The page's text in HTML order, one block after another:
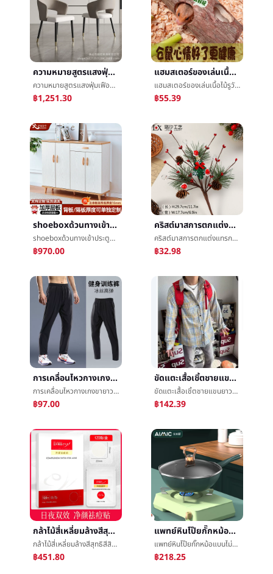
ความหมายสูตรแสงฟุ่มเฟือยเก้าอี้รับประทานอาหารครัวเรือนทันสมัยง่ายร้านอาหารเก้าอี้นอร์ดิกนักออกแบบLeisureéèเก้าอี้ต่อรองæ¶æเก้าอี้
ความหมายสูตรแสงฟุ่มเฟือยเก้าอี้รับประทานอาหารครัวเรือนทันสมัยง่ายร้านอาหารเก้าอี้นอร์ดิกนักออกแบบLeisureéèเก้าอี้ต่อรองæ¶æเก้าอี้
฿1,251.30
แฮมสเตอร์ของเล่นเนื้อไม้รูวัตคินส์แบกกรงหนูตะเภาหมูกินีภูมิทัศน์คลายความเบื่อสู้รูอุโมงค์เขาวงกตหลีกเลี่ยงรังบ้าน
แฮมสเตอร์ของเล่นเนื้อไม้รูวัตคินส์แบกกรงหนูตะเภาหมูกินีภูมิทัศน์คลายความเบื่อสู้รูอุโมงค์เขาวงกตหลีกเลี่ยงรังบ้าน
฿55.39
shoeboxด้วนทางเข้าประตูชั้นวางของหิ้งห้องนั่งเล่นระเบียงความจุสูงหลายชั้นกันฝุ่นรองเท้าหิ้งทางเข้าทันสมัยง่ายลม
shoeboxด้วนทางเข้าประตูชั้นวางของหิ้งห้องนั่งเล่นระเบียงความจุสูงหลายชั้นกันฝุ่นรองเท้าหิ้งทางเข้าทันสมัยง่ายลม
฿970.00
คริสต์มาสการตกแต่งแทรกสาขาหวายEchinaceaเกล็ดหิมะแทรกสาขาการตกแต่งห้องนั่งเล่นห้องนอนเครื่องประดับเสน่ห์ตกแต่ง
คริสต์มาสการตกแต่งแทรกสาขาหวายEchinaceaเกล็ดหิมะแทรกสาขาการตกแต่งห้องนั่งเล่นห้องนอนเครื่องประดับเสน่ห์ตกแต่ง
฿32.98
การเคลื่อนไหวกางเกงขายาวชายฟิตเนสการอบรมผ้าไหมน้ำแข็งฤดูร้อนบางย่อหน้าความเร็วแห้งLeisureกำเท้าการผลักเบาๆกีฬาดิบทอกางเกง
การเคลื่อนไหวกางเกงขายาวชายฟิตเนสการอบรมผ้าไหมน้ำแข็งฤดูร้อนบางย่อหน้าความเร็วแห้งLeisureกำเท้าการผลักเบาๆกีฬาดิบทอกางเกง
฿97.00
ขัดแตะเสื้อเชิ้ตชายแขนยาวฤดูใบไม้ผลิและฤดูร้อนใหม่ท่าเรือลมRetroสูงถนนinsน้ำขึ้นน้ำลงการ์ดLeisureหลวมเสื้อเชิ้ตเสื้อโค้ท
ขัดแตะเสื้อเชิ้ตชายแขนยาวฤดูใบไม้ผลิและฤดูร้อนใหม่ท่าเรือลมRetroสูงถนนinsน้ำขึ้นน้ำลงการ์ดLeisureหลวมเสื้อเชิ้ตเสื้อโค้ท
฿142.39
กล้าไม้สี่เหลี่ยมล้างสีสุทธิสีสิวแปะกล้าไม้เขี้ยวสีเขียวสีสิวแปะความงามเอกลักษณ์ร้านค้ากำจัดดาษปิดสิว
กล้าไม้สี่เหลี่ยมล้างสีสุทธิสีสิวแปะกล้าไม้เขี้ยวสีเขียวสีสิวแปะความงามเอกลักษณ์ร้านค้ากำจัดดาษปิดสิว
฿451.80
แพทย์หินโป๊ยกั๊กหม้อแบนไม่ติดทอดหม้อทอดกะทะทอดหนึ่งหม้อทอดèหม้อไม่ติดหม้อéหม้อไม่ข่อ
แพทย์หินโป๊ยกั๊กหม้อแบนไม่ติดทอดหม้อทอดกะทะทอดหนึ่งหม้อทอดèหม้อไม่ติดหม้อéหม้อไม่ข่อ
฿218.25